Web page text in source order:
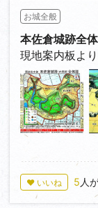
お城全般
本佐倉城跡全
現地案内板よ
0
♥ いいね 5 人